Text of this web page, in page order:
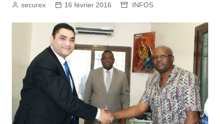
securex 16 février 2016 INFOS